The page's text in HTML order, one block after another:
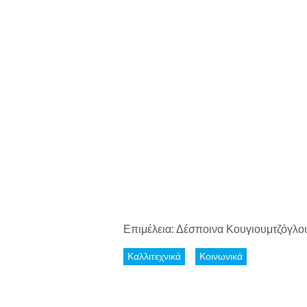
Επιμέλεια: Δέσποινα
Καλλιτεχνικά Κοινωνικά